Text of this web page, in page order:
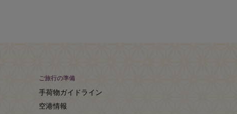
ご旅行の準備
手荷物ガイドライン
空港情報